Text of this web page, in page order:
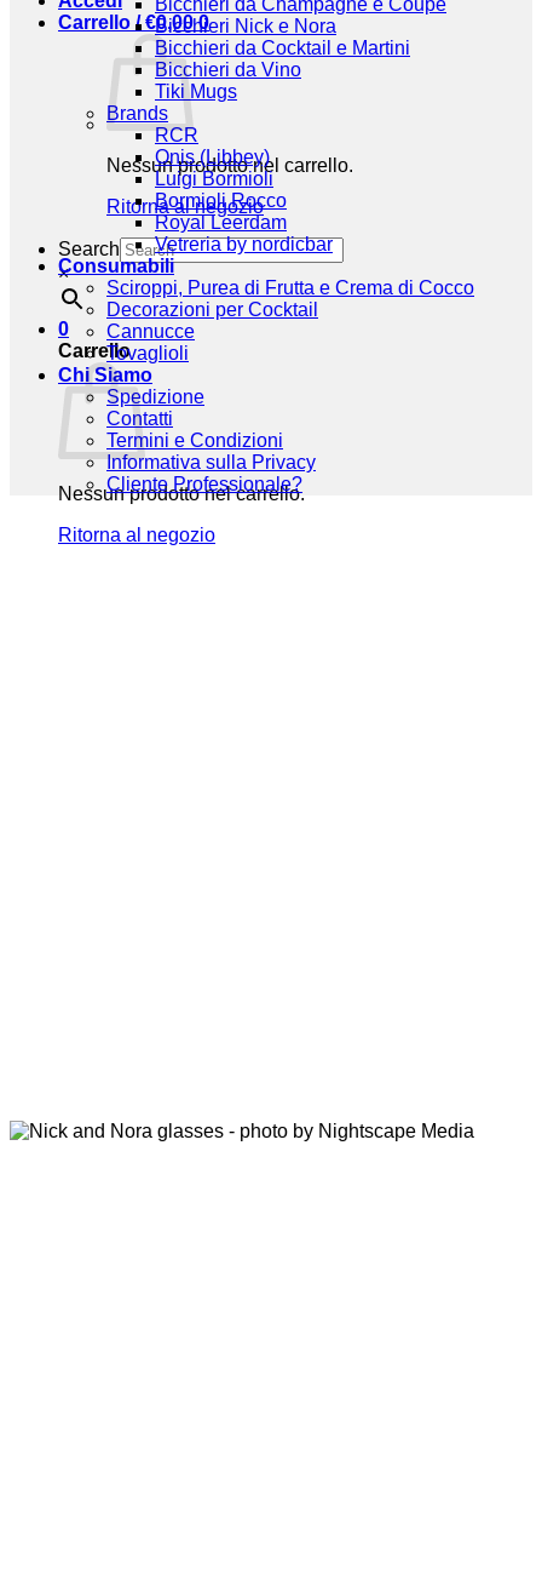
Carrello /€0,00 0
Nessun prodotto nel carrello.
Ritorna al negozio
Search
×
0
Carrello
Nessun prodotto nel carrello.
Ritorna al negozio
Bicchieri da Champagne e Coupe
Bicchieri Nick e Nora
Bicchieri da Cocktail e Martini
Bicchieri da Vino
Tiki Mugs
Brands
RCR
Onis (Libbey)
Luigi Bormioli
Bormioli Rocco
Royal Leerdam
Vetreria by nordicbar
Consumabili
Sciroppi, Purea di Frutta e Crema di Cocco
Decorazioni per Cocktail
Cannucce
Tovaglioli
Chi Siamo
Spedizione
Contatti
Termini e Condizioni
Informativa sulla Privacy
Cliente Professionale?